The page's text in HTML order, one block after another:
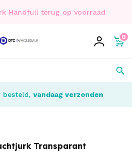
Handfull terug op voorraad
0
besteld, vandaag verzonden
Transparant